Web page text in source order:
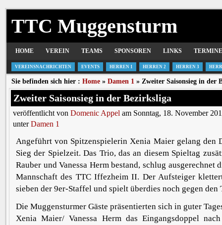
TTC Muggensturm
HOME VEREIN TEAMS SPONSOREN LINKS TERMINE
VEREINSNACHRICHTEN EVENTS HERREN 1 HERREN 2 HERREN 3
Sie befinden sich hier : Home » Damen 1 » Zweiter Saisonsieg in der
Zweiter Saisonsieg in der Bezirksliga
veröffentlicht von Domenic Appel am Sonntag, 18. November
unterDamen 1
Angeführt von Spitzenspielerin Xenia Maier gelang den
Sieg der Spielzeit. Das Trio, das an diesem Spieltag
Rauber und Vanessa Herm bestand, schlug ausgerechnet
Mannschaft des TTC Iffezheim II. Der Aufsteiger
sieben der 9er-Staffel und spielt überdies noch gegen den
Die Muggensturmer Gäste präsentierten sich in guter
Xenia Maier/ Vanessa Herm das Eingangsdoppel